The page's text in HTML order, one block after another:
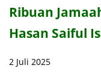
Ribuan
Hasan Saiful
2 Juli 2025